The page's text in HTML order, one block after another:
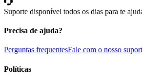
Suporte disponível todos os dias para te
Precisa de ajuda?
Perguntas frequentesFale com o nosso
Políticas